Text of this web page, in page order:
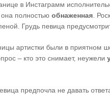
в Инстаграмм
полностью обнаженная .
Грудь певица
артистки были в приятном
– кто это снимает, неужели
предпочла не давать